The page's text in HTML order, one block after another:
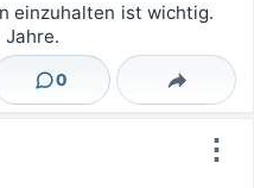
einzuhalten ist wichtig.
Jahre.
0
Kommentare Teilen
⋮